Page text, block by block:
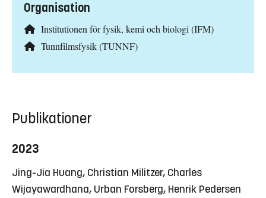
Organisation
Institutionen för fysik, kemi och biologi (IFM)
Tunnfilmsfysik (TUNNF)
Publikationer
2023
Jing-Jia Huang, Christian Militzer, Charles
Wijayawardhana, Urban Forsberg, Henrik Pedersen